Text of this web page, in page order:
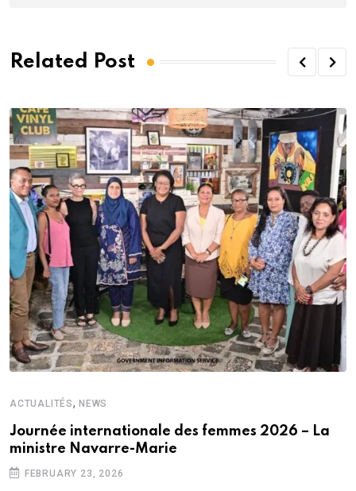
Related Post
ACTUALITÉS, NEWS
Journée internationale des femmes 2026 – La
ministre Navarre-Marie
FEBRUARY 23, 2026